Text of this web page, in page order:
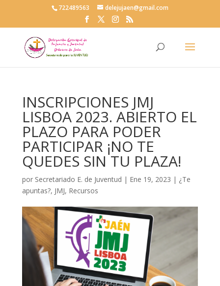
722489563 delejujaen@gmail.com
INSCRIPCIONES JMJ
LISBOA 2023. ABIERTO EL
PLAZO PARA PODER
PARTICIPAR ¡NO TE
QUEDES SIN TU PLAZA!
por Secretariado E. de Juventud | Ene 19, 2023 | ¿Te
apuntas?, JMJ, Recursos